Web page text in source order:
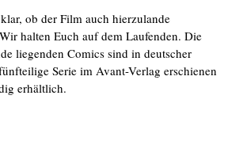
ob der Film auch hierzulande
halten Euch auf dem Laufenden. Die
liegenden Comics sind in deutscher
Serie im Avant-Verlag erschienen
erhältlich.